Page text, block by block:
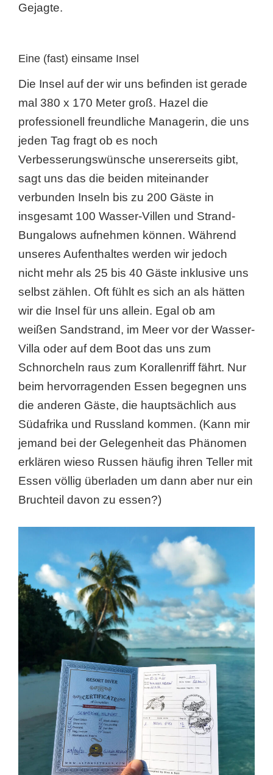
Gejagte.
Eine (fast) einsame Insel
Die Insel auf der wir uns befinden ist gerade
mal 380 x 170 Meter groß. Hazel die
professionell freundliche Managerin, die uns
jeden Tag fragt ob es noch
Verbesserungswünsche unsererseits gibt,
sagt uns das die beiden miteinander
verbunden Inseln bis zu 200 Gäste in
insgesamt 100 Wasser-Villen und Strand-
Bungalows aufnehmen können. Während
unseres Aufenthaltes werden wir jedoch
nicht mehr als 25 bis 40 Gäste inklusive uns
selbst zählen. Oft fühlt es sich an als hätten
wir die Insel für uns allein. Egal ob am
weißen Sandstrand, im Meer vor der Wasser-
Villa oder auf dem Boot das uns zum
Schnorcheln raus zum Korallenriff fährt. Nur
beim hervorragenden Essen begegnen uns
die anderen Gäste, die hauptsächlich aus
Südafrika und Russland kommen. (Kann mir
jemand bei der Gelegenheit das Phänomen
erklären wieso Russen häufig ihren Teller mit
Essen völlig überladen um dann aber nur ein
Bruchteil davon zu essen?)